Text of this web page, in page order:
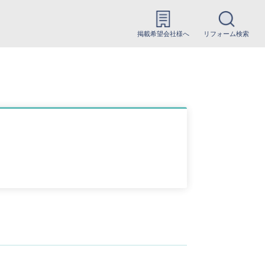
掲載希望会社様へ リフォーム検索